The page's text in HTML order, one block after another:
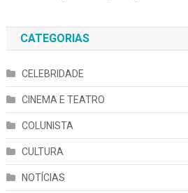
CATEGORIAS
CELEBRIDADE
CINEMA E TEATRO
COLUNISTA
CULTURA
NOTÍCIAS